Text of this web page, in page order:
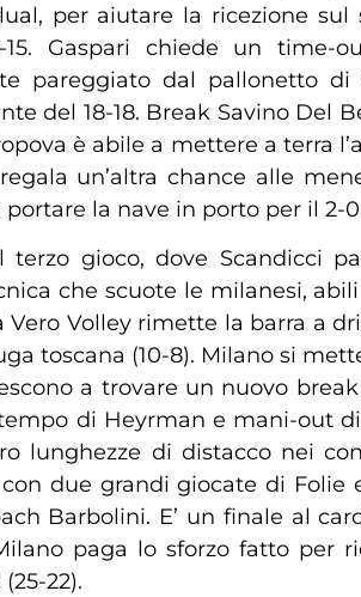
per aiutare la ricezione
15. Gaspari chiede un
pareggiato dal pallonetto
del 18-18. Break Savino Del
è abile a mettere a terra
un’altra chance alle
la nave in porto per il 2-0
terzo gioco, dove Scandicci
che scuote le milanesi,
Vero Volley rimette la barra a
toscana (10-8). Milano si
a trovare un nuovo
di Heyrman e mani-out
lunghezze di distacco nei
due grandi giocate di Folie
Barbolini. E’ un finale al
paga lo sforzo fatto
22).